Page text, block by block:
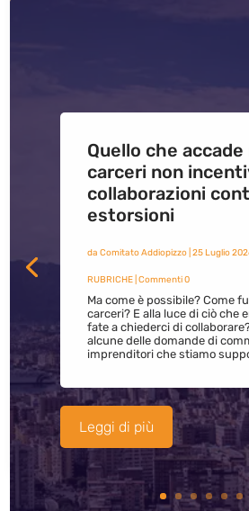
Quello che accade
carceri non
collaborazioni
estorsioni
da Comitato Addiopizzo| 25 Luglio
RUBRICHE| Commenti 0
Ma come è possibile? Come
carceri? E alla luce di ciò che
fate a chiederci di
alcune delle domande di
imprenditori che stiamo
Leggi di più